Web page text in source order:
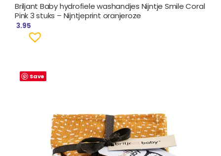
Briljant Baby hydrofiele washandjes Nijntje Smile Coral
Pink 3 stuks – Nijntjeprint oranjeroze
3.95
Save